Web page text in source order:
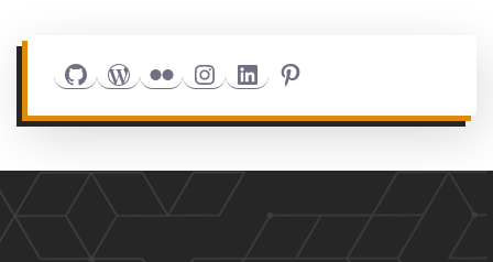
GithubWordPress
FlickrInstagram
LinkedInPinterest